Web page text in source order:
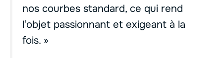
nos courbes standard, ce qui rend
l’objet passionnant et exigeant à la
fois. »